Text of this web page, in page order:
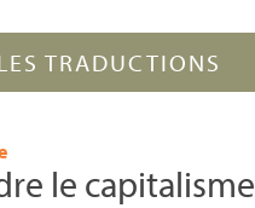
TRADUCTIONS
le capitalisme